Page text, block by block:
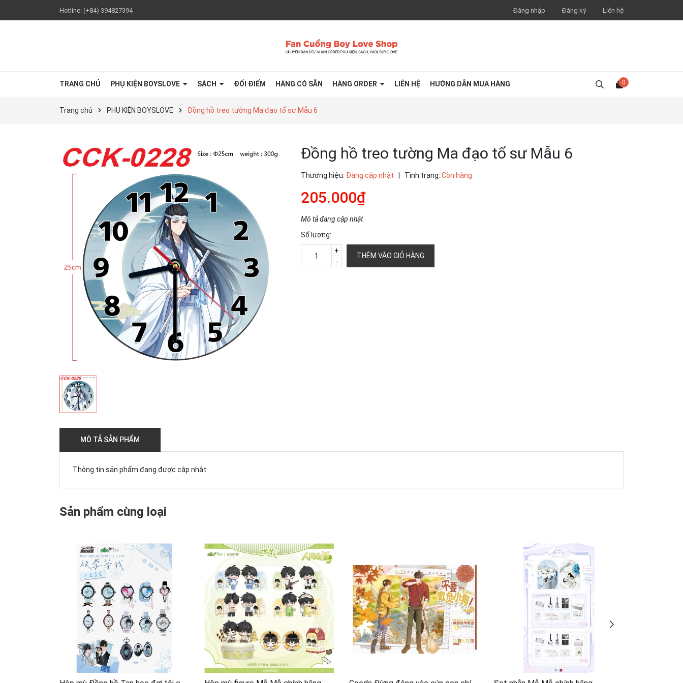
Hotline: (+84) 394827394 Đăng nhập Đăng ký Liên hệ
TRANG CHỦ PHỤ KIỆN BOYSLOVE SÁCH ĐỔI ĐIỂM HÀNG CÓ SẴN HÀNG ORDER LIÊN HỆ HƯỚNG DẪN MUA HÀNG 0
Trang chủ PHỤ KIỆN BOYSLOVE Đồng hồ treo tường Ma đạo tổ sư Mẫu 6
Đồng hồ treo tường Ma đạo tổ sư Mẫu 6
Thương hiệu: Đang cập nhật Tình trạng: Còn hàng
205.000₫
Mô tả đang cập nhật
Số lượng:
-
+
THÊM VÀO GIỎ HÀNG
MÔ TẢ SẢN PHẨM
Thông tin sản phẩm đang được cập nhật
Sản phẩm cùng loại